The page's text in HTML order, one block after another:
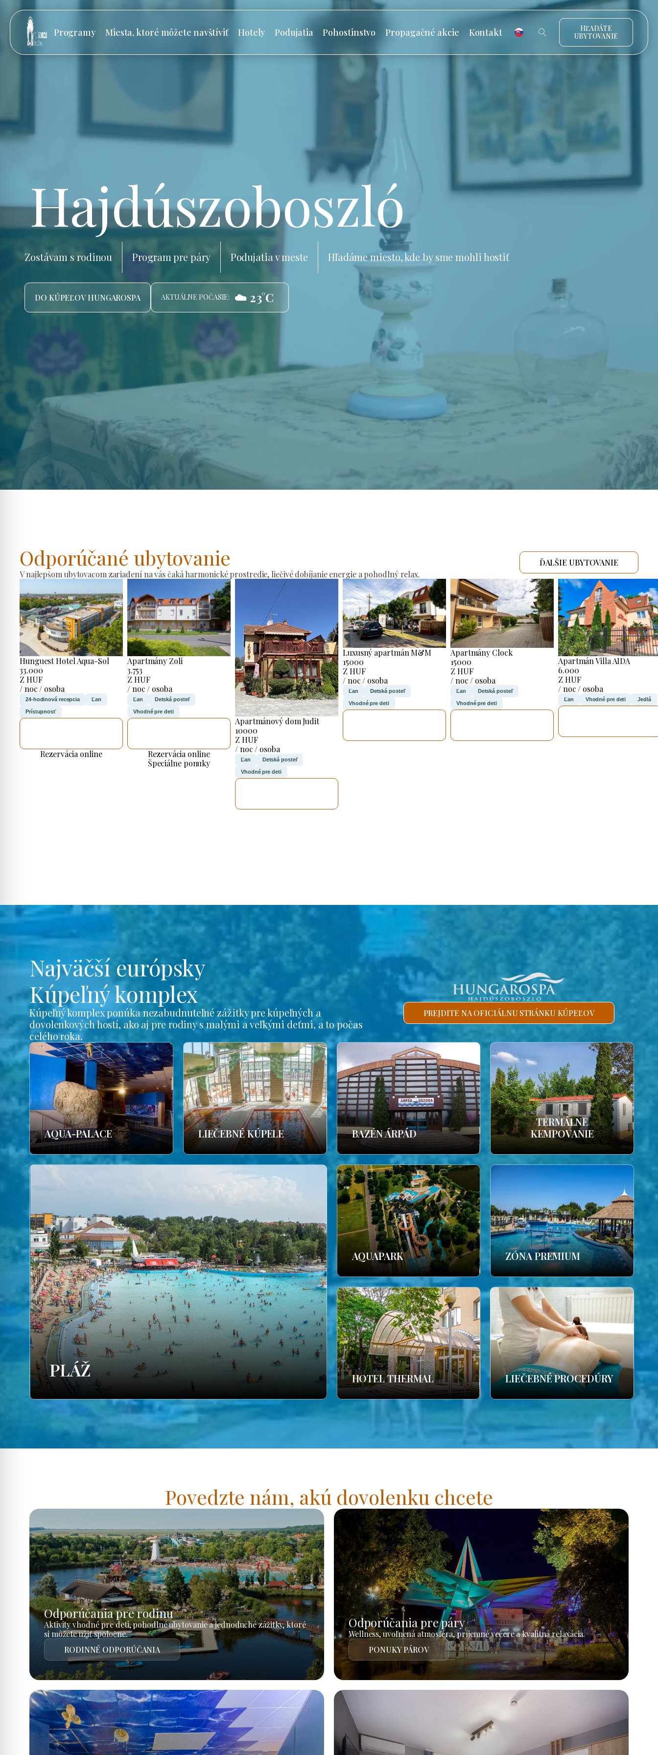
Programy Miesta, ktoré môžete navštíviť Hotely Podujatia Pohostinstvo Propagačné akcie Kontakt
HĽADÁTE
UBYTOVANIE
Hajdúszoboszló
Zostávam s rodinou Program pre páry Podujatia v meste Hľadáme miesto, kde by sme mohli hostiť
DO KÚPEĽOV HUNGAROSPA AKTUÁLNE POČASIE: ☁️ 23°C
Odporúčané ubytovanie
V najlepšom ubytovacom zariadení na vás čaká harmonické prostredie, liečivé dobíjanie energie a pohodlný relax.
ĎALŠIE UBYTOVANIE
Hunguest Hotel Aqua-Sol
33.000
Z HUF
/ noc / osoba
24-hodinová recepcia Ľan
Prístupnosť
Rezervácia online
Apartmány Zoli
3.753
Z HUF
/ noc / osoba
Ľan Detská posteľ
Vhodné pre deti
Rezervácia online
Špeciálne ponuky
Apartmánový dom Judit
10000
Z HUF
/ noc / osoba
Ľan Detská posteľ
Vhodné pre deti
Luxusný apartmán M&M
15000
Z HUF
/ noc / osoba
Ľan Detská posteľ
Vhodné pre deti
Apartmány Clock
15000
Z HUF
/ noc / osoba
Ľan Detská posteľ
Vhodné pre deti
Apartmán Villa AIDA
6.000
Z HUF
/ noc / osoba
Ľan Vhodné pre deti Jedlá
Najväčší európsky
Kúpeľný komplex
Kúpeľný komplex ponúka nezabudnuteľné zážitky pre kúpeľných a
dovolenkových hostí, ako aj pre rodiny s malými a veľkými deťmi, a to počas
celého roka.
PREJDITE NA OFICIÁLNU STRÁNKU KÚPEĽOV
AQUA-PALACE LIEČEBNÉ KÚPELE BAZÉN ÁRPÁD
TERMÁLNE
KEMPOVANIE
PLÁŽ
AQUAPARK ZÓNA PREMIUM
HOTEL THERMAL LIEČEBNÉ PROCEDÚRY
Povedzte nám, akú dovolenku chcete
Odporúčania pre rodinu
Aktivity vhodné pre deti, pohodlné ubytovanie a jednoduché zážitky, ktoré
si môžete užiť spoločne.
RODINNÉ ODPORÚČANIA
Odporúčania pre páry
Wellness, uvoľnená atmosféra, príjemné večere a kvalitná relaxácia.
PONUKY PÁROV